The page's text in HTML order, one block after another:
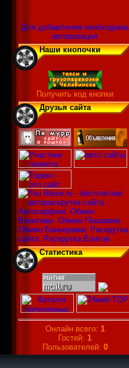
Для добавления необходима
авторизация
Наши кнопочки
Получить код кнопки
Друзья сайта
Статистика
Онлайн всего: 1
Гостей: 1
Пользователей: 0